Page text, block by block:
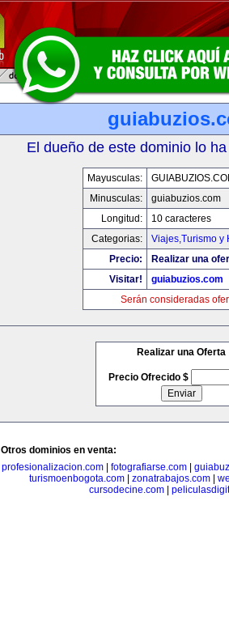
El dueño de este dominio lo
Mayusculas:
Minusculas:
guiabuzios.com
Longitud:
10 caracteres
Categorias:
Viajes,Turismo y
Precio:
Realizar una
Visitar!
guiabuzios.com
Serán consideradas
Realizar una Oferta
Precio Ofrecido $
Otros dominios en venta:
profesionalizacion.com
fotografiarse.com
turismoenbogota.com
zonatrabajos.com
cursodecine.com|